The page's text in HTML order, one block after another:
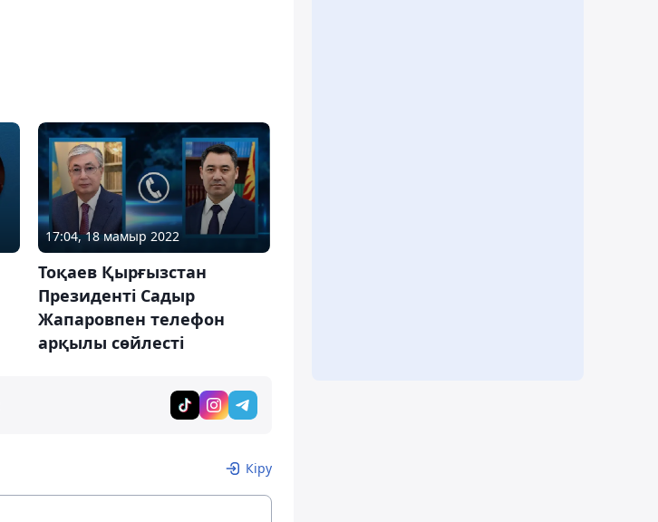
17:04, 18 мамыр 2022
Тоқаев Қырғызстан
Президенті Садыр
Жапаровпен телефон
арқылы сөйлесті
Кіру